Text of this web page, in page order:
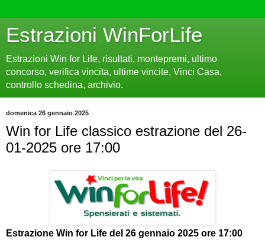
Estrazioni WinForLife
Estrazioni Win for Life, risultati, montepremi, ultimo
concorso, verifica vincita, ultime vincite, Vinci Casa,
controllo schedina, archivio.
domenica 26 gennaio 2025
Win for Life classico estrazione del 26-
01-2025 ore 17:00
Estrazione Win for Life del 26 gennaio 2025 ore 17:00